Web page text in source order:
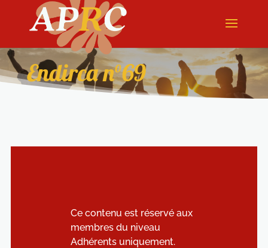
Endirca n°69
Ce contenu est réservé aux
membres du niveau
Adhérents uniquement.